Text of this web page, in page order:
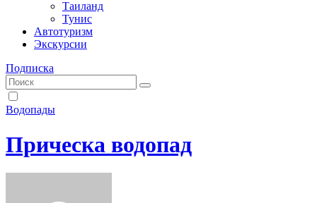
Таиланд
Тунис
Автотуризм
Экскурсии
Подписка
Водопады
Прическа водопад